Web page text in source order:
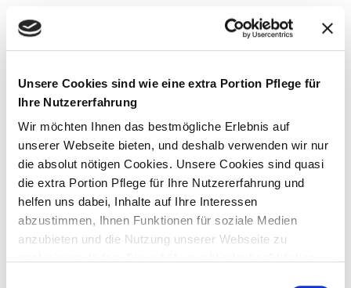
Unsere Cookies sind wie eine extra Portion Pflege für
Ihre Nutzererfahrung
Wir möchten Ihnen das bestmögliche Erlebnis auf
unserer Webseite bieten, und deshalb verwenden wir nur
die absolut nötigen Cookies. Unsere Cookies sind quasi
die extra Portion Pflege für Ihre Nutzererfahrung und
helfen uns dabei, Inhalte auf Ihre Interessen
abzustimmen, Ihnen Funktionen für soziale Medien
anzubieten und die Nutzung unserer Webseite zu
STEP 13 KÖRPERPFLEGE
STEP BY STEP
Um die Haut am gesamten Körper geschmeidig zu halten
und trockener, gereizter sowie dünner Haut vorzubeugen,
sollten Sie Ihrem Körper regelmäßig mit entsprechenden
Produkten verwöhnen.